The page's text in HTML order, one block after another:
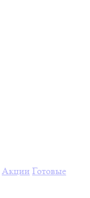
Акции Готовые